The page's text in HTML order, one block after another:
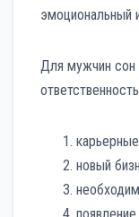
эмоциональный
Для мужчин сон
новый